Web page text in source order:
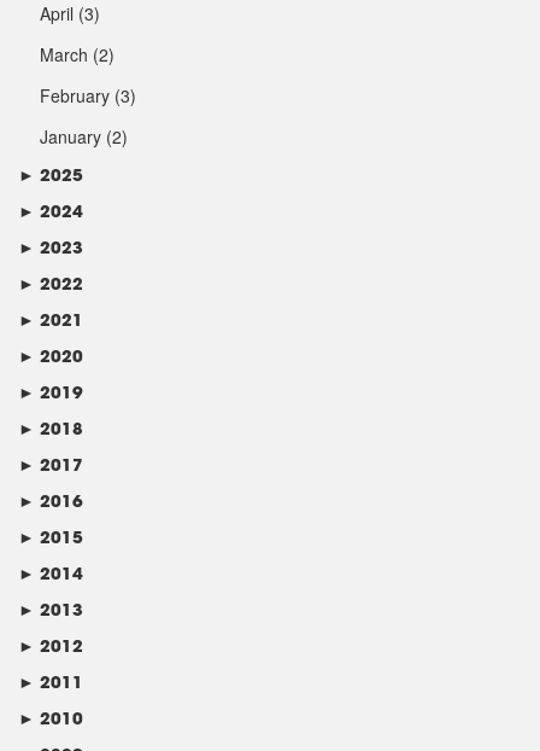
April (3)
March (2)
February (3)
January (2)
► 2025
► 2024
► 2023
► 2022
► 2021
► 2020
► 2019
► 2018
► 2017
► 2016
► 2015
► 2014
► 2013
► 2012
► 2011
► 2010